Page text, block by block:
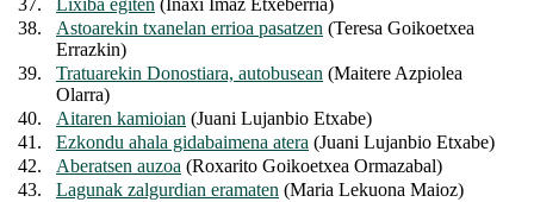
37.
Lixiba egiten (Iñaxi Imaz Etxeberria)
38.
Astoarekin txanelan errioa pasatzen (Teresa Goikoetxea
Errazkin)
39.
Tratuarekin Donostiara, autobusean (Maitere Azpiolea
Olarra)
40.
Aitaren kamioian (Juani Lujanbio Etxabe)
41.
Ezkondu ahala gidabaimena atera (Juani Lujanbio Etxabe)
42.
Aberatsen auzoa (Roxarito Goikoetxea Ormazabal)
43.
Lagunak zalgurdian eramaten (Maria Lekuona Maioz)